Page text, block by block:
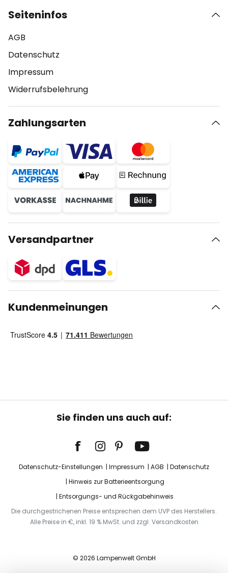
Seiteninfos
AGB
Datenschutz
Impressum
Widerrufsbelehrung
Zahlungsarten
Versandpartner
Kundenmeinungen
Sie finden uns auch auf:
Datenschutz-Einstellungen Impressum AGB
Datenschutz
Hinweis zur Batterieentsorgung
Entsorgungs- und Rückgabehinweis
Die durchgestrichenen Preise entsprechen dem UVP des Herstellers.
Alle Preise in €, inkl. 19 % MwSt. und zzgl. Versandkosten
© 2026 Lampenwelt GmbH